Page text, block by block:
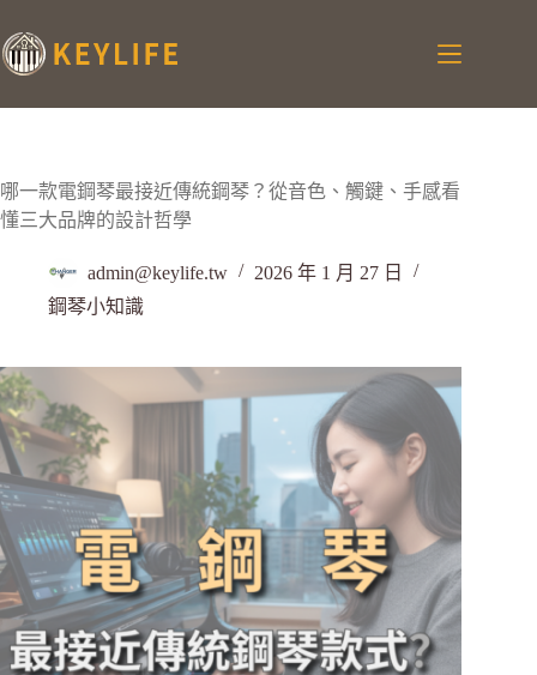
哪一款電鋼琴最接近傳統鋼琴？從音色、觸鍵、手感看
懂三大品牌的設計哲學
admin@keylife.tw
2026 年 1 月 27 日
鋼琴小知識